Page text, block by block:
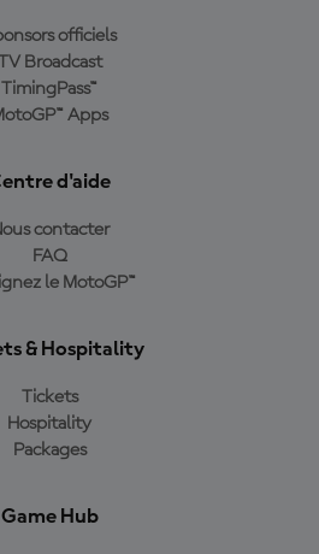
officiels
Broadcast
TimingPass™
Apps
d'aide
contacter
FAQ
le MotoGP™
& Hospitality
Tickets
Hospitality
Packages
Game Hub